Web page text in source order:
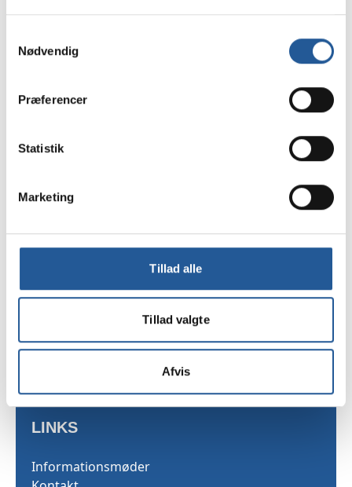
Nødvendig
Præferencer
Statistik
Marketing
Tillad alle
Tillad valgte
Afvis
Dit mobilnummer
Skarridsøgade 53
Telefon 35 25 03 40
LINKS
Informationsmøder